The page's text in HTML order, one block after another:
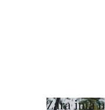
Zara ima